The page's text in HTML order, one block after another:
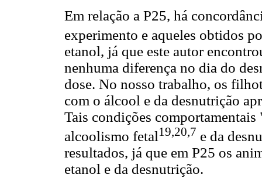
Em relação a P25, há
experimento e aqueles obtidos
etanol, já que este autor
nenhuma diferença no dia do
dose. No nosso trabalho, os
com o álcool e da desnutrição
Tais condições
alcoolismo fetal19,20,7 e da
resultados, já que em P25 os
etanol e da desnutrição.